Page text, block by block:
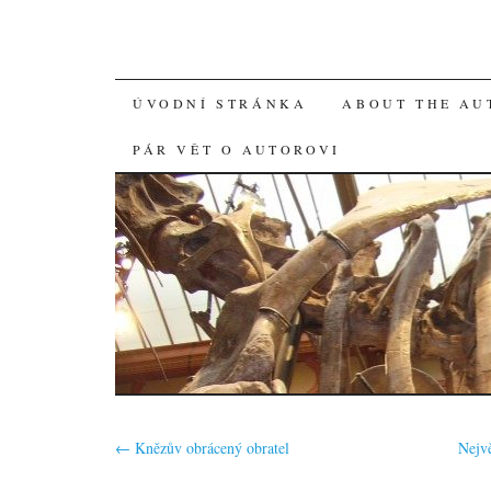
SKIP
TO
CONTENT
ÚVODNÍ STRÁNKA ABOUT THE
PÁR VĚT O AUTOROVI
← Knězův obrácený obratel